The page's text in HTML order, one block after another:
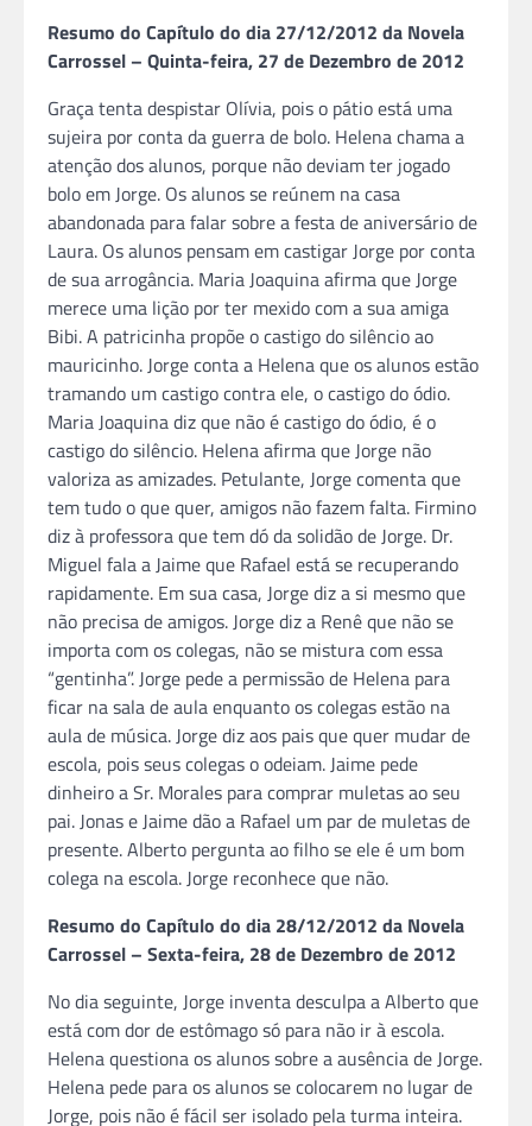
Resumo do Capítulo do dia 27/12/2012 da Novela
Carrossel – Quinta-feira, 27 de Dezembro de 2012
Graça tenta despistar Olívia, pois o pátio está uma
sujeira por conta da guerra de bolo. Helena chama a
atenção dos alunos, porque não deviam ter jogado
bolo em Jorge. Os alunos se reúnem na casa
abandonada para falar sobre a festa de aniversário de
Laura. Os alunos pensam em castigar Jorge por conta
de sua arrogância. Maria Joaquina afirma que Jorge
merece uma lição por ter mexido com a sua amiga
Bibi. A patricinha propõe o castigo do silêncio ao
mauricinho. Jorge conta a Helena que os alunos estão
tramando um castigo contra ele, o castigo do ódio.
Maria Joaquina diz que não é castigo do ódio, é o
castigo do silêncio. Helena afirma que Jorge não
valoriza as amizades. Petulante, Jorge comenta que
tem tudo o que quer, amigos não fazem falta. Firmino
diz à professora que tem dó da solidão de Jorge. Dr.
Miguel fala a Jaime que Rafael está se recuperando
rapidamente. Em sua casa, Jorge diz a si mesmo que
não precisa de amigos. Jorge diz a Renê que não se
importa com os colegas, não se mistura com essa
“gentinha”. Jorge pede a permissão de Helena para
ficar na sala de aula enquanto os colegas estão na
aula de música. Jorge diz aos pais que quer mudar de
escola, pois seus colegas o odeiam. Jaime pede
dinheiro a Sr. Morales para comprar muletas ao seu
pai. Jonas e Jaime dão a Rafael um par de muletas de
presente. Alberto pergunta ao filho se ele é um bom
colega na escola. Jorge reconhece que não.
Resumo do Capítulo do dia 28/12/2012 da Novela
Carrossel – Sexta-feira, 28 de Dezembro de 2012
No dia seguinte, Jorge inventa desculpa a Alberto que
está com dor de estômago só para não ir à escola.
Helena questiona os alunos sobre a ausência de Jorge.
Helena pede para os alunos se colocarem no lugar de
Jorge, pois não é fácil ser isolado pela turma inteira.